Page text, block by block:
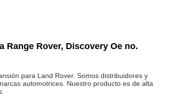
Range Rover, Discovery Oe no.
para Land Rover. Somos distribuidores y
automotrices. Nuestro producto es de alta